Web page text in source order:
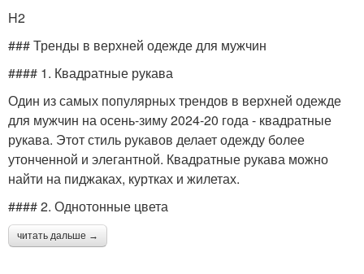
H2
### Тренды в верхней одежде для мужчин
#### 1. Квадратные рукава
Один из самых популярных трендов в верхней одежде
для мужчин на осень-зиму 2024-20 года - квадратные
рукава. Этот стиль рукавов делает одежду более
утонченной и элегантной. Квадратные рукава можно
найти на пиджаках, куртках и жилетах.
#### 2. Однотонные цвета
читать дальше →